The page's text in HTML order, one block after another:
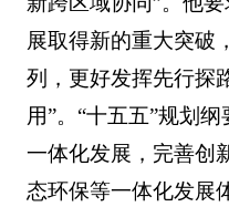
展取得新的重大突破
列，更好发挥先行探
用”。“十五五”规划
一体化发展，完善创
态环保等一体化发展